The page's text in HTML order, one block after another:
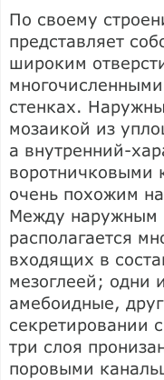
По своему
представляет
широким
стенках.
мозаикой из
а внутренний-
воротничковыми
очень похожим
Между наружным
располагается
входящих в
мезоглеей; одни
амебоидные,
секретировании
три слоя
поровыми